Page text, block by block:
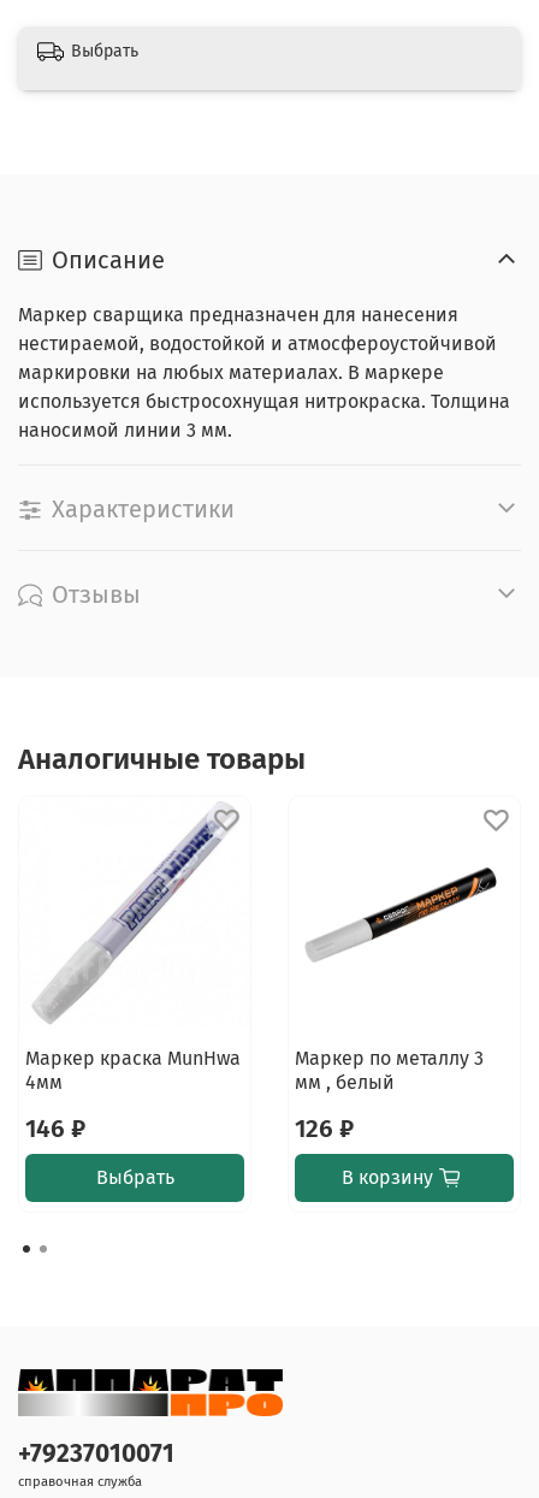
Выбрать
Описание
Маркер сварщика предназначен для нанесения
нестираемой, водостойкой и атмосфероустойчивой
маркировки на любых материалах. В маркере
используется быстросохнущая нитрокраска. Толщина
наносимой линии 3 мм.
Характеристики
Отзывы
Аналогичные товары
Маркер краска MunHwa
4мм
146 ₽
Выбрать
Маркер по металлу 3
мм , белый
126 ₽
В корзину
+79237010071
справочная служба